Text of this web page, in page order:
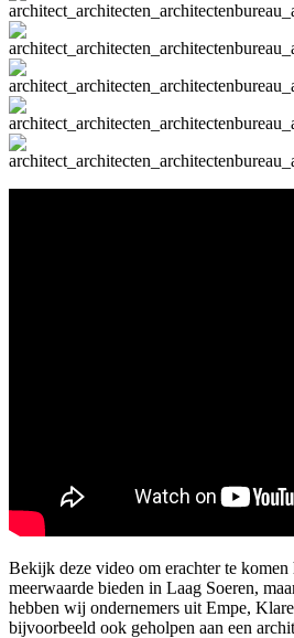
Bekijk deze video om erachter te
meerwaarde bieden in Laag Soeren,
hebben wij ondernemers uit Empe,
bijvoorbeeld ook geholpen aan een